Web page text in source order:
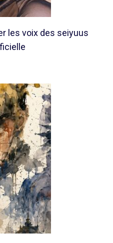
les voix des seiyuus